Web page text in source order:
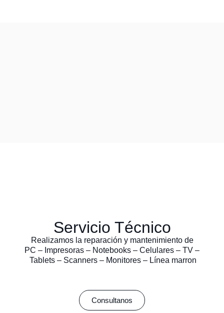
Servicio Técnico
Realizamos la reparación y mantenimiento de
PC – Impresoras – Notebooks – Celulares – TV –
Tablets – Scanners – Monitores – Línea marron
Consultanos